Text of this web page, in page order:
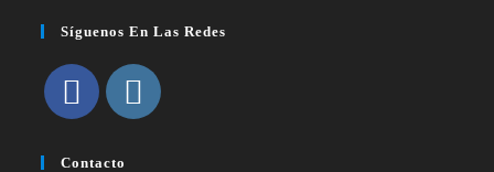
Síguenos En Las Redes
abre
abre
Contacto